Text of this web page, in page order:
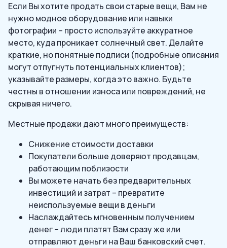
Если Вы хотите продать свои старые вещи, Вам не
нужно модное оборудование или навыки
фотографии – просто используйте аккуратное
место, куда проникает солнечный свет. Делайте
краткие, но понятные подписи (подробные описания
могут отпугнуть потенциальных клиентов);
указывайте размеры, когда это важно. Будьте
честны в отношении износа или повреждений, не
скрывая ничего.
Местные продажи дают много преимуществ:
Снижение стоимости доставки
Покупатели больше доверяют продавцам,
работающим поблизости
Вы можете начать без предварительных
инвестиций и затрат – превратите
неиспользуемые вещи в деньги
Наслаждайтесь мгновенным получением
денег – люди платят Вам сразу же или
отправляют деньги на Ваш банковский счет.